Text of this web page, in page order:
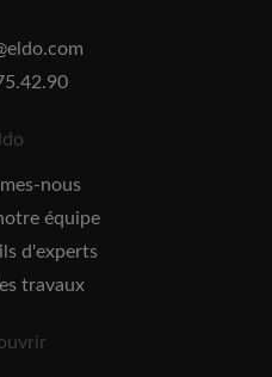
nous
équipe
d'experts
travaux